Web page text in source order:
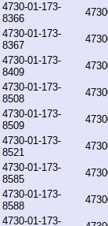
4730-01-173-
8366
4730-01-173-
8367
4730-01-173-
8409
4730-01-173-
8508
4730-01-173-
8509
4730-01-173-
8521
4730-01-173-
8585
4730-01-173-
8588
4730-01-173-